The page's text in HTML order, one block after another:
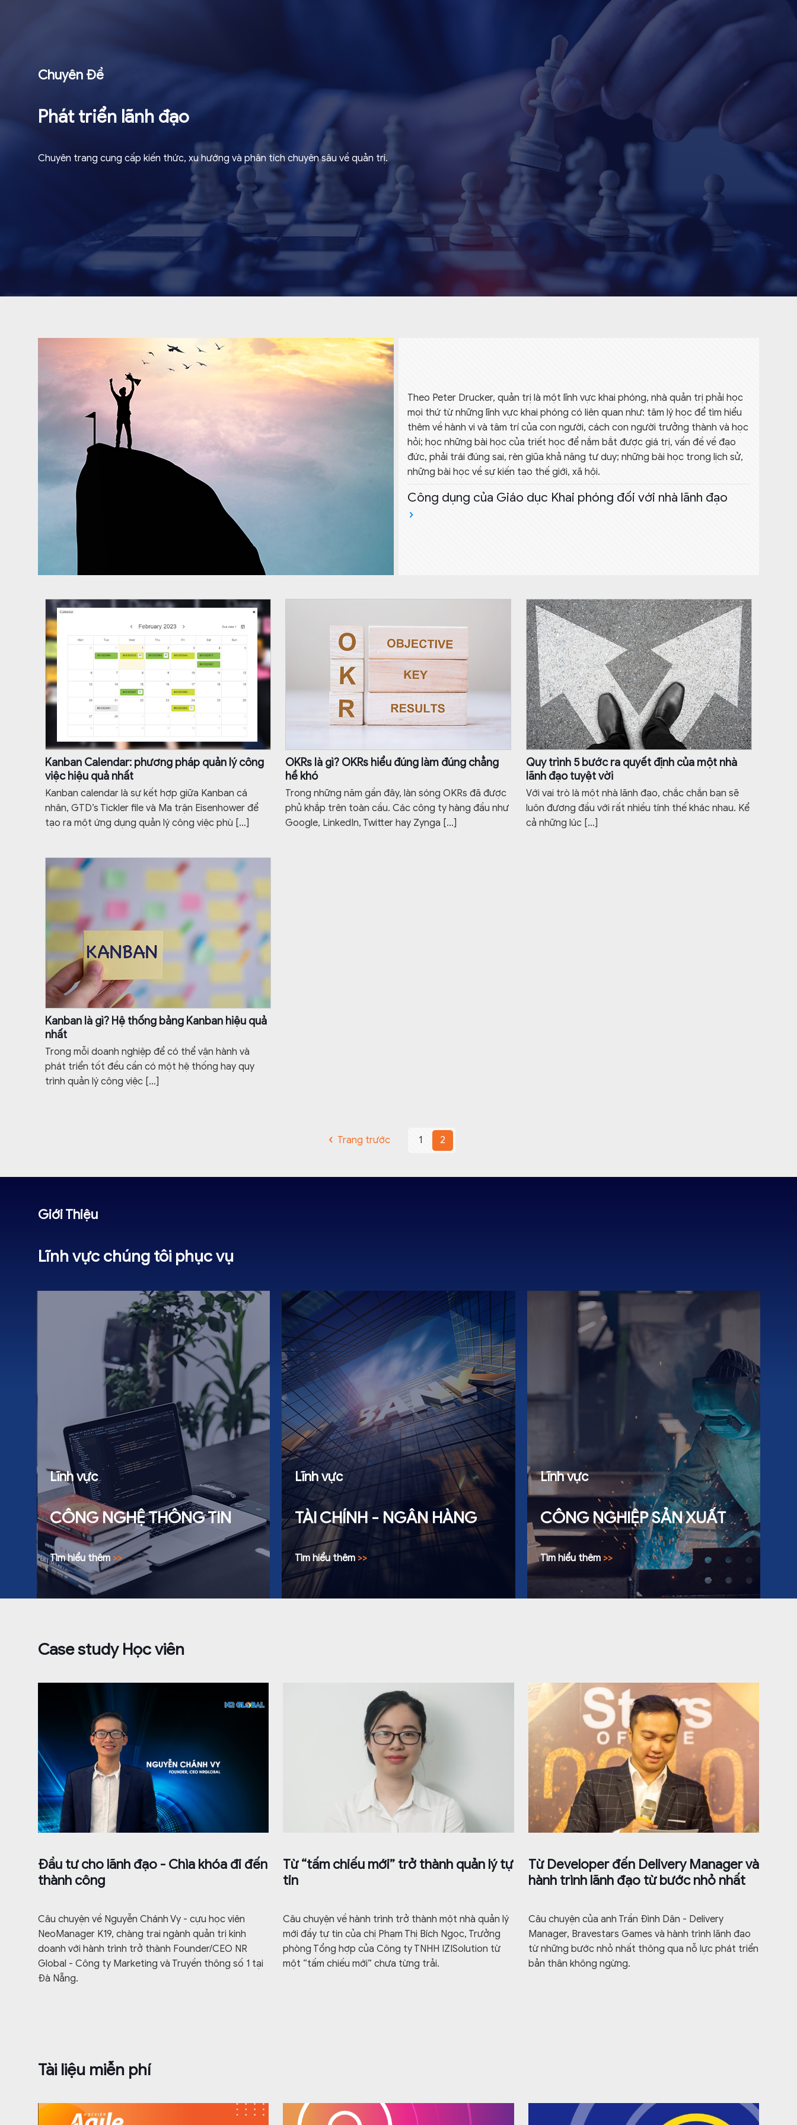
Chuyên Đề
Phát triển lãnh đạo
Chuyên trang cung cấp kiến thức, xu hướng và phân tích chuyên sâu về quản trị.
Theo Peter Drucker, quản trị là một lĩnh vực khai phóng, nhà quản trị phải học
mọi thứ từ những lĩnh vực khai phóng có liên quan như: tâm lý học để tìm hiểu
thêm về hành vi và tâm trí của con người, cách con người trưởng thành và học
hỏi; học những bài học của triết học để nắm bắt được giá trị, vấn đề về đạo
đức, phải trái đúng sai, rèn giũa khả năng tư duy; những bài học trong lịch sử,
những bài học về sự kiến tạo thế giới, xã hội.
Công dụng của Giáo dục Khai phóng đối với nhà lãnh đạo
Kanban Calendar: phương pháp quản lý công
việc hiệu quả nhất
Kanban calendar là sự kết hợp giữa Kanban cá
nhân, GTD’s Tickler file và Ma trận Eisenhower để
tạo ra một ứng dụng quản lý công việc phù […]
OKRs là gì? OKRs hiểu đúng làm đúng chẳng
hề khó
Trong những năm gần đây, làn sóng OKRs đã được
phủ khắp trên toàn cầu. Các công ty hàng đầu như
Google, LinkedIn, Twitter hay Zynga […]
Quy trình 5 bước ra quyết định của một nhà
lãnh đạo tuyệt vời
Với vai trò là một nhà lãnh đạo, chắc chắn bạn sẽ
luôn đương đầu với rất nhiều tính thế khác nhau. Kể
cả những lúc[…]
Kanban là gì? Hệ thống bảng Kanban hiệu quả
nhất
Trong mỗi doanh nghiệp để có thể vận hành và
phát triển tốt đều cần có một hệ thống hay quy
trình quản lý công việc […]
Trang trước 1 2
Giới Thiệu
Lĩnh vực chúng tôi phục vụ
Lĩnh vực
CÔNG NGHỆ THÔNG TIN
Tìm hiểu thêm >>
Lĩnh vực
TÀI CHÍNH - NGÂN HÀNG
Tìm hiểu thêm >>
Lĩnh vực
CÔNG NGHIỆP SẢN XUẤT
Tìm hiểu thêm>>
Case study Học viên
Đầu tư cho lãnh đạo - Chìa khóa đi đến
thành công
Câu chuyện về Nguyễn Chánh Vy - cựu học viên
NeoManager K19, chàng trai ngành quản trị kinh
doanh với hành trình trở thành Founder/CEO NR
Global - Công ty Marketing và Truyền thông số 1 tại
Đà Nẵng.
Từ “tấm chiếu mới” trở thành quản lý tự
tin
Câu chuyện về hành trình trở thành một nhà quản lý
mới đầy tự tin của chị Phạm Thị Bích Ngọc, Trưởng
phòng Tổng hợp của Công ty TNHH IZISolution từ
một “tấm chiếu mới” chưa từng trải.
Từ Developer đến Delivery Manager và
hành trình lãnh đạo từ bước nhỏ nhất
Câu chuyện của anh Trần Đình Dân - Delivery
Manager, Bravestars Games và hành trình lãnh đạo
từ những bước nhỏ nhất thông qua nỗ lực phát triển
bản thân không ngừng.
Tài liệu miễn phí